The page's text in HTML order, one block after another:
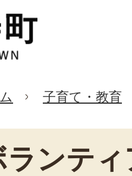
子育て・教育
ンティ